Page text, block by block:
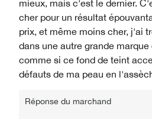
mieux, mais c'est le dernier.
cher pour un résultat
prix, et même moins cher, j'ai
dans une autre grande
comme si ce fond de teint
défauts de ma peau en
Réponse du marchand